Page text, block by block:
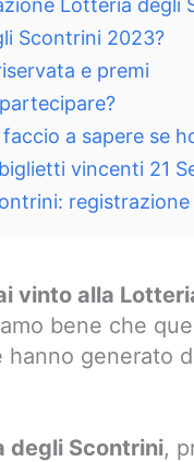
Lotteria
Scontrini 2023?
e premi
a sapere se
vincenti 21
vinto alla
bene che
generato
degli Scontrini,